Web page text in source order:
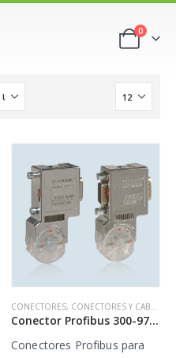
0
CONECTORES, CONECTORES Y CABLES
Conector Profibus 300-972-BA8000
Conectores Profibus para